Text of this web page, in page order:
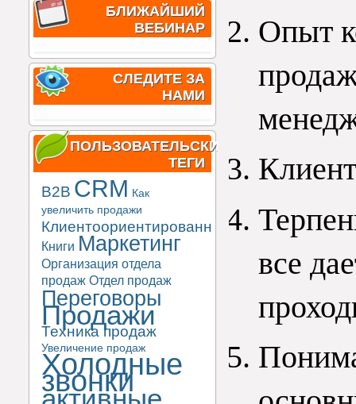
БЛИЖАЙШИЙ
ВЕБИНАР
СЛЕДИТЕ ЗА
НАМИ
ПОЛЬЗОВАТЕЛЬСКИЕ
ТЕГИ
B2B CRM Как
увеличить продажи
Клиентоориентированность
Книги Маркетинг
Организация отдела
продаж Отдел продаж
Переговоры
Продажи
Техника продаж
Увеличение продаж
Холодные
звонки
Опыт
все